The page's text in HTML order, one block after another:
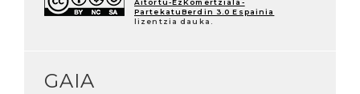
Aitortu-EzKomertziala-
PartekatuBerdin 3.0 Espainia
lizentzia dauka.
GAIA